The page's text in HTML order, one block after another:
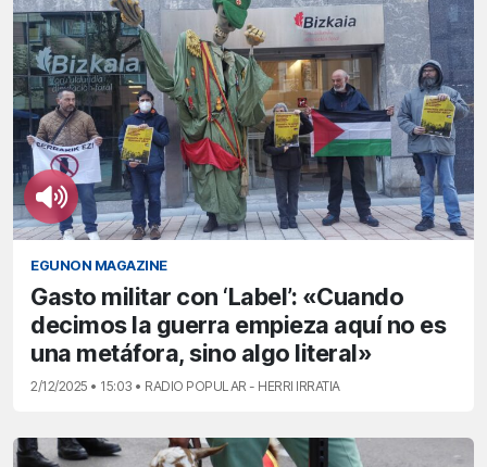
EGUNON MAGAZINE
Gasto militar con ‘Label’: «Cuando
decimos la guerra empieza aquí no es
una metáfora, sino algo literal»
2/12/2025 • 15:03 • RADIO POPULAR - HERRI IRRATIA